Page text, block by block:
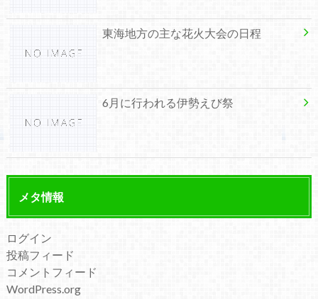
東海地方の主な花火大会の日程
6月に行われる伊勢えび祭
メタ情報
ログイン
投稿フィード
コメントフィード
WordPress.org